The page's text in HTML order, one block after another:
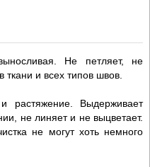
Не петляет, не
и всех типов швов.
растяжение. Выдерживает
не линяет и не выцветает.
не могут хоть немного